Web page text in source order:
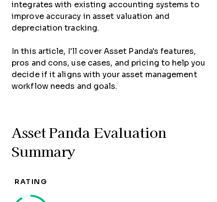
integrates with existing accounting systems to
improve accuracy in asset valuation and
depreciation tracking.
In this article, I'll cover Asset Panda's features,
pros and cons, use cases, and pricing to help you
decide if it aligns with your asset management
workflow needs and goals.
Asset Panda Evaluation
Summary
RATING